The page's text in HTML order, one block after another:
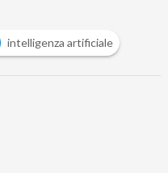
intelligenza artificiale